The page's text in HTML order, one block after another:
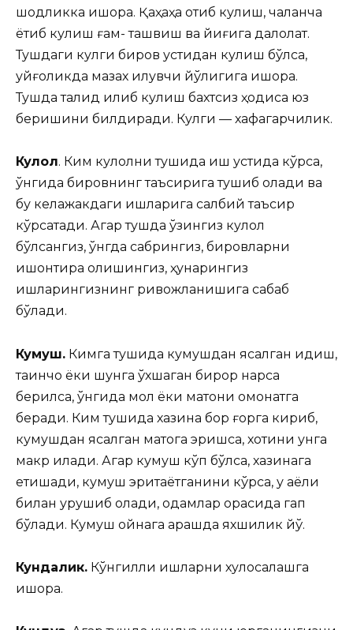
шодликка ишора. Қаҳқаҳа отиб кулиш, чалқанча
ётиб кулиш ғам- ташвиш ва йиғига далолат.
Тушдаги кулги биров устидан кулиш бўлса,
уйғоқликда мазах қилувчи йўқлигига ишора.
Тушда тақлид қилиб кулиш бахтсиз ҳодиса юз
беришини билдиради. Кулги — хафагарчилик.
Кулол. Ким кулолни тушида иш устида кўрса,
ўнгида бировнинг таъсирига тушиб қолади ва
бу келажакдаги ишларига салбий таъсир
кўрсатади. Агар тушда ўзингиз кулол
бўлсангиз, ўнгда сабрингиз, бировларни
ишонтира олишингиз, ҳунарингиз
ишларингизнинг ривожланишига сабаб
бўлади.
Кумуш. Кимга тушида кумушдан ясалган идиш,
тақинчоқ ёки шунга ўхшаган бирор нарса
берилса, ўнгида мол ёки матони омонатга
беради. Ким тушида хазина бор ғорга кириб,
кумушдан ясалган матога эришса, хотини унга
макр қилади. Агар кумуш кўп бўлса, хазинага
етишади, кумуш эритаётганини кўрса, у аёли
билан урушиб қолади, одамлар орасида гап
бўлади. Кумуш ойнага қарашда яхшилик йўқ.
Кундалик. Кўнгилли ишларни хулосалашга
ишора.